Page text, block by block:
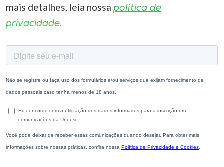
mais detalhes, leia nossa política de
privacidade.